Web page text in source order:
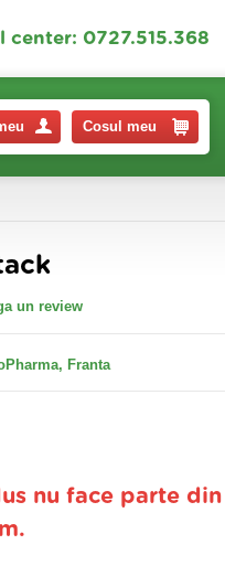
center: 0727.515.368
Cosul meu
un review
Franta
nu face parte din